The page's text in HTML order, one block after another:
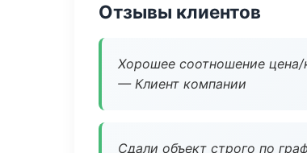
Отзывы клиентов
Хорошее соотношение
— Клиент компании
Сдали объект строго по